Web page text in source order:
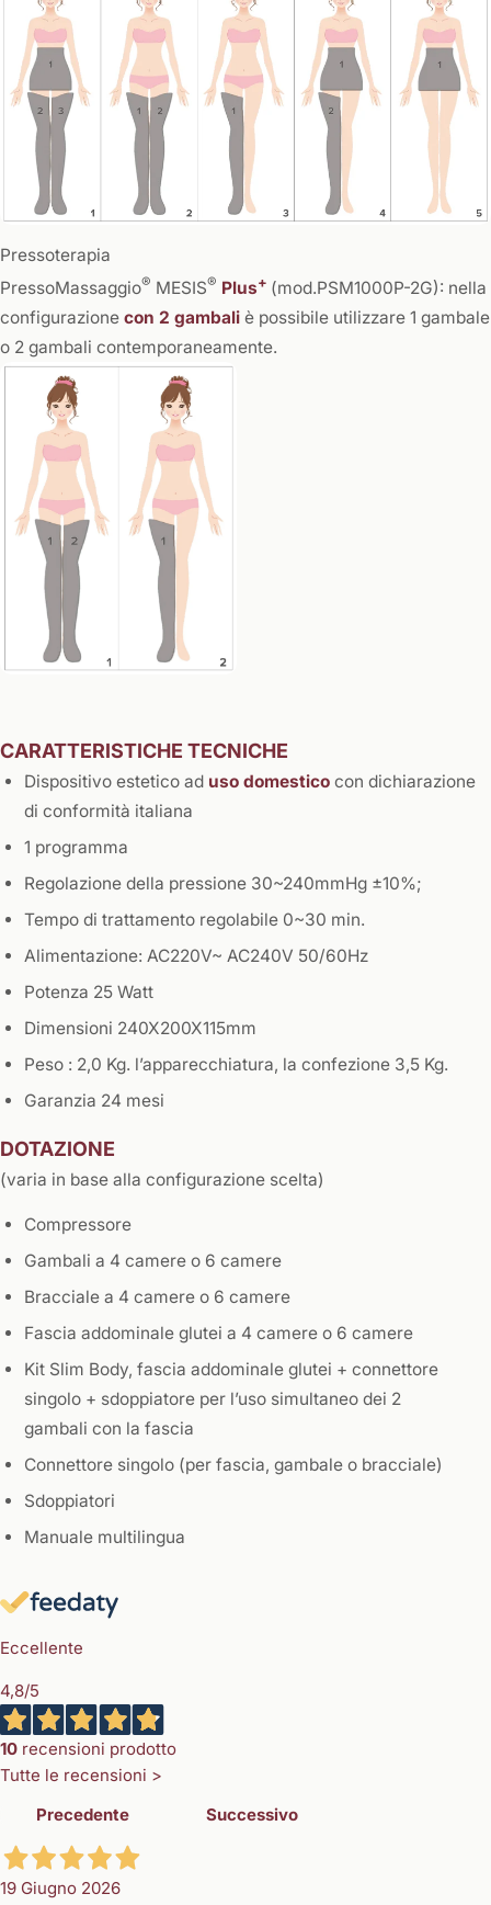
Pressoterapia
PressoMassaggio® MESIS® Plus+ (mod.PSM1000P-2G): nella
configurazione con 2 gambali è possibile utilizzare 1 gambale
o 2 gambali contemporaneamente.
CARATTERISTICHE TECNICHE
Dispositivo estetico ad uso domestico con dichiarazione
di conformità italiana
1 programma
Regolazione della pressione 30~240mmHg ±10%;
Tempo di trattamento regolabile 0~30 min.
Alimentazione: AC220V~ AC240V 50/60Hz
Potenza 25 Watt
Dimensioni 240X200X115mm
Peso : 2,0 Kg. l’apparecchiatura, la confezione 3,5 Kg.
Garanzia 24 mesi
DOTAZIONE
(varia in base alla configurazione scelta)
Compressore
Gambali a 4 camere o 6 camere
Bracciale a 4 camere o 6 camere
Fascia addominale glutei a 4 camere o 6 camere
Kit Slim Body, fascia addominale glutei + connettore
singolo + sdoppiatore per l’uso simultaneo dei 2
gambali con la fascia
Connettore singolo (per fascia, gambale o bracciale)
Sdoppiatori
Manuale multilingua
Eccellente
4,8/5
10 recensioni prodotto
Tutte le recensioni >
Precedente
Successivo
19 Giugno 2026